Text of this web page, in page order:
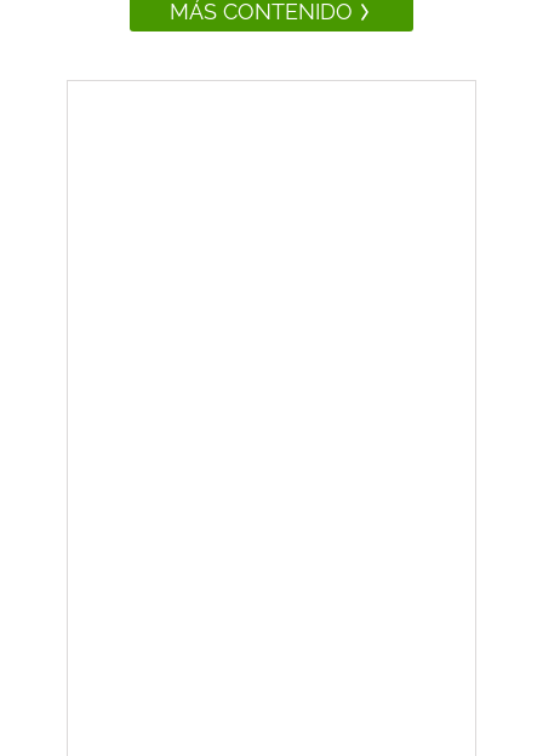
MÁS CONTENIDO